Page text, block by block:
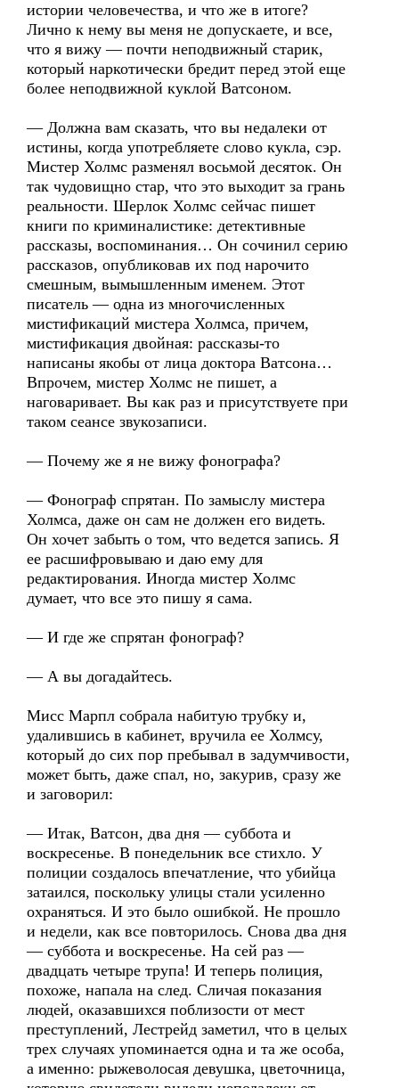
истории человечества, и что же в итоге?
Лично к нему вы меня не допускаете, и все,
что я вижу — почти неподвижный старик,
который наркотически бредит перед этой еще
более неподвижной куклой Ватсоном.
— Должна вам сказать, что вы недалеки от
истины, когда употребляете слово кукла, сэр.
Мистер Холмс разменял восьмой десяток. Он
так чудовищно стар, что это выходит за грань
реальности. Шерлок Холмс сейчас пишет
книги по криминалистике: детективные
рассказы, воспоминания… Он сочинил серию
рассказов, опубликовав их под нарочито
смешным, вымышленным именем. Этот
писатель — одна из многочисленных
мистификаций мистера Холмса, причем,
мистификация двойная: рассказы-то
написаны якобы от лица доктора Ватсона…
Впрочем, мистер Холмс не пишет, а
наговаривает. Вы как раз и присутствуете при
таком сеансе звукозаписи.
— Почему же я не вижу фонографа?
— Фонограф спрятан. По замыслу мистера
Холмса, даже он сам не должен его видеть.
Он хочет забыть о том, что ведется запись. Я
ее расшифровываю и даю ему для
редактирования. Иногда мистер Холмс
думает, что все это пишу я сама.
— И где же спрятан фонограф?
— А вы догадайтесь.
Мисс Марпл собрала набитую трубку и,
удалившись в кабинет, вручила ее Холмсу,
который до сих пор пребывал в задумчивости,
может быть, даже спал, но, закурив, сразу же
и заговорил:
— Итак, Ватсон, два дня — суббота и
воскресенье. В понедельник все стихло. У
полиции создалось впечатление, что убийца
затаился, поскольку улицы стали усиленно
охраняться. И это было ошибкой. Не прошло
и недели, как все повторилось. Снова два дня
— суббота и воскресенье. На сей раз —
двадцать четыре трупа! И теперь полиция,
похоже, напала на след. Сличая показания
людей, оказавшихся поблизости от мест
преступлений, Лестрейд заметил, что в целых
трех случаях упоминается одна и та же особа,
а именно: рыжеволосая девушка, цветочница,